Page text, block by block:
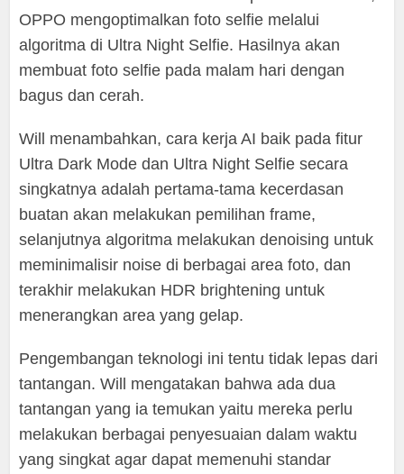
OPPO mengoptimalkan foto selfie melalui
algoritma di Ultra Night Selfie. Hasilnya akan
membuat foto selfie pada malam hari dengan
bagus dan cerah.
Will menambahkan, cara kerja AI baik pada fitur
Ultra Dark Mode dan Ultra Night Selfie secara
singkatnya adalah pertama-tama kecerdasan
buatan akan melakukan pemilihan frame,
selanjutnya algoritma melakukan denoising untuk
meminimalisir noise di berbagai area foto, dan
terakhir melakukan HDR brightening untuk
menerangkan area yang gelap.
Pengembangan teknologi ini tentu tidak lepas dari
tantangan. Will mengatakan bahwa ada dua
tantangan yang ia temukan yaitu mereka perlu
melakukan berbagai penyesuaian dalam waktu
yang singkat agar dapat memenuhi standar